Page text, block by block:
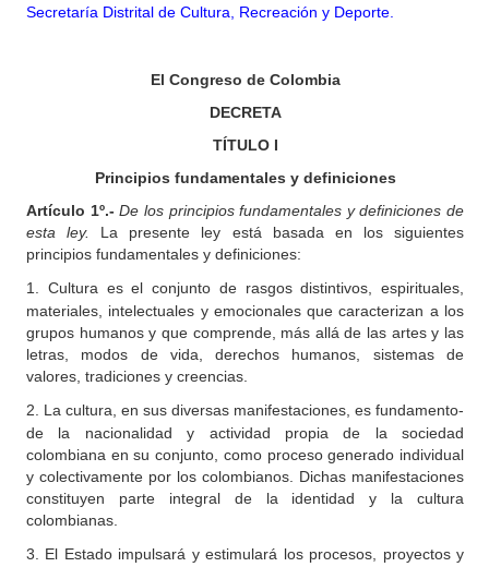
Secretaría Distrital de Cultura, Recreación y Deporte.
El Congreso de Colombia
DECRETA
TÍTULO I
Principios fundamentales y definiciones
Artículo 1º.- De los principios fundamentales y definiciones de
esta ley.
La presente ley está basada en los siguientes
principios fundamentales y definiciones:
1.
Cultura es el conjunto de rasgos distintivos, espirituales,
materiales, intelectuales y emocionales que caracterizan a los
grupos humanos y que comprende, más allá de las artes y las
letras, modos de vida, derechos humanos, sistemas de
valores, tradiciones y creencias.
2. La cultura, en sus diversas manifestaciones, es fundamento-
de la nacionalidad y actividad propia de la sociedad
colombiana en su conjunto, como proceso generado individual
y colectivamente por los colombianos. Dichas manifestaciones
constituyen parte integral de la identidad y la cultura
colombianas.
3.
El Estado impulsará y estimulará los procesos, proyectos y